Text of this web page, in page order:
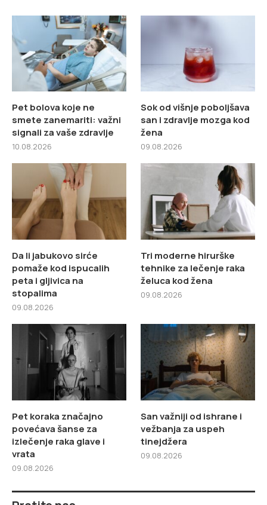
Pet bolova koje ne
smete zanemariti: važni
signali za vaše zdravlje
10.08.2026
Sok od višnje poboljšava
san i zdravlje mozga kod
žena
09.08.2026
Da li jabukovo sirće
pomaže kod ispucalih
peta i gljivica na
stopalima
09.08.2026
Tri moderne hirurške
tehnike za lečenje raka
želuca kod žena
09.08.2026
Pet koraka značajno
povećava šanse za
izlečenje raka glave i
vrata
09.08.2026
San važniji od ishrane i
vežbanja za uspeh
tinejdžera
09.08.2026